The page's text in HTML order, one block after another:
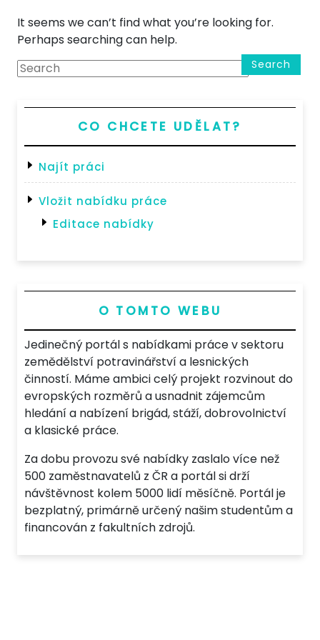
It seems we can’t find what you’re looking for.
Perhaps searching can help.
Search
CO CHCETE UDĚLAT?
Najít práci
Vložit nabídku práce
Editace nabídky
O TOMTO WEBU
Jedinečný portál s nabídkami práce v sektoru
zemědělství potravinářství a lesnických
činností. Máme ambici celý projekt rozvinout do
evropských rozměrů a usnadnit zájemcům
hledání a nabízení brigád, stáží, dobrovolnictví
a klasické práce.
Za dobu provozu své nabídky zaslalo více než
500 zaměstnavatelů z ČR a portál si drží
návštěvnost kolem 5000 lidí měsíčně. Portál je
bezplatný, primárně určený našim studentům a
financován z fakultních zdrojů.